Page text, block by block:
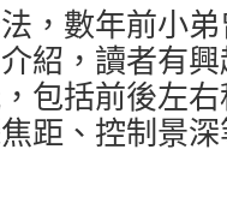
，數年前小
紹，讀者有
包括前後左
距、控制景